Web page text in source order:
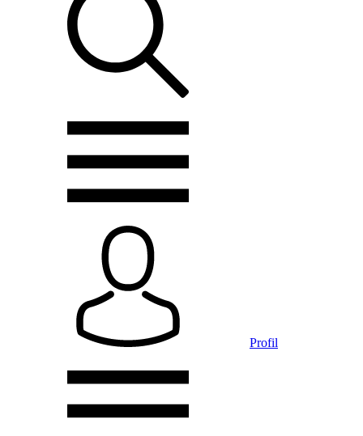
Profil